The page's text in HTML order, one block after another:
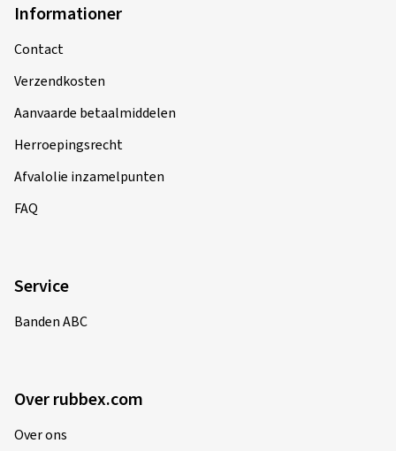
Informationer
Contact
Verzendkosten
Aanvaarde betaalmiddelen
Herroepingsrecht
Afvalolie inzamelpunten
FAQ
Service
Banden ABC
Over rubbex.com
Over ons